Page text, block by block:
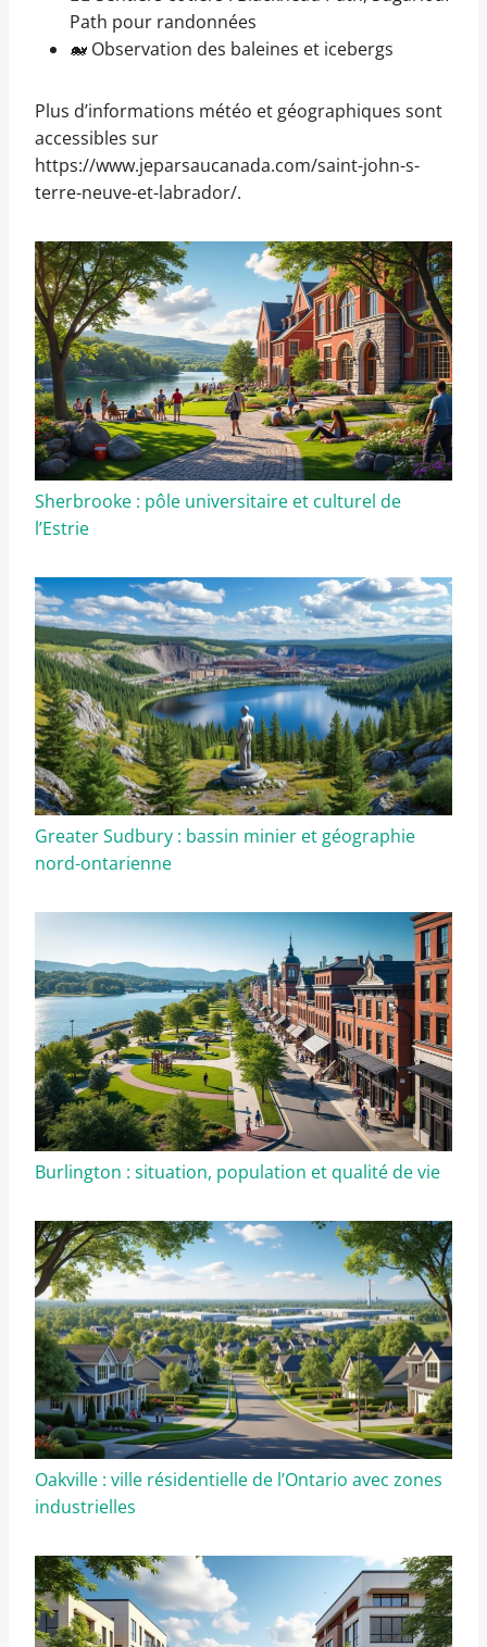
Path pour randonnées
🐋 Observation des baleines et icebergs
Plus d’informations météo et géographiques sont
accessibles sur
https://www.jeparsaucanada.com/saint-john-s-
terre-neuve-et-labrador/.
Sherbrooke : pôle universitaire et culturel de
l’Estrie
Greater Sudbury : bassin minier et géographie
nord-ontarienne
Burlington : situation, population et qualité de vie
Oakville : ville résidentielle de l’Ontario avec zones
industrielles